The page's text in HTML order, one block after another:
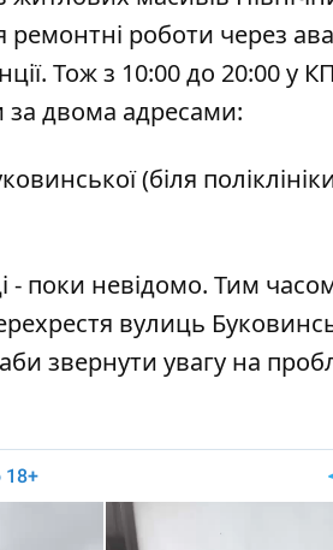
роботи через
Тож з 10:00 до 20:00 у
за двома адресами:
(біля
- поки невідомо. Тим
вулиць
звернути увагу на